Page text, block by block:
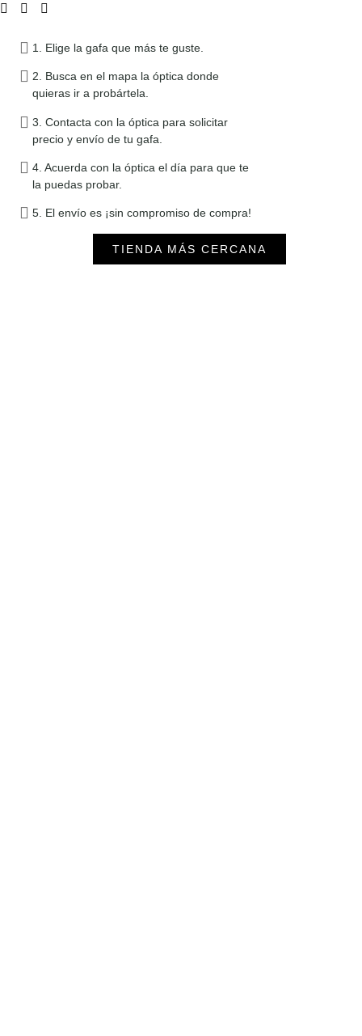
1. Elige la gafa que más te guste.
2. Busca en el mapa la óptica donde
quieras ir a probártela.
3. Contacta con la óptica para solicitar
precio y envío de tu gafa.
4. Acuerda con la óptica el día para que te
la puedas probar.
5. El envío es ¡sin compromiso de compra!
TIENDA MÁS CERCANA